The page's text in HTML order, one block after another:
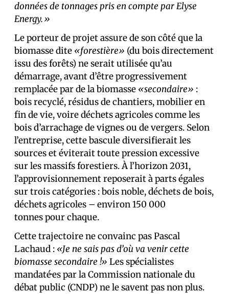
données de tonnages pris en compte par Elyse
Energy.»
Le porteur de projet assure de son côté que la
biomasse dite «forestière» (du bois directement
issu des forêts) ne serait utilisée qu’au
démarrage, avant d’être progressivement
remplacée par de la biomasse «secondaire» :
bois recyclé, résidus de chantiers, mobilier en
fin de vie, voire déchets agricoles comme les
bois d’arrachage de vignes ou de vergers. Selon
l’entreprise, cette bascule diversifierait les
sources et éviterait toute pression excessive
sur les massifs forestiers. À l’horizon 2031,
l’approvisionnement reposerait à parts égales
sur trois catégories : bois noble, déchets de bois,
déchets agricoles – environ 150 000
tonnes pour chaque.
Cette trajectoire ne convainc pas Pascal
Lachaud : «Je ne sais pas d’où va venir cette
biomasse secondaire !» Les spécialistes
mandaté·es par la Commission nationale du
débat public (CNDP) ne le savent pas non plus.